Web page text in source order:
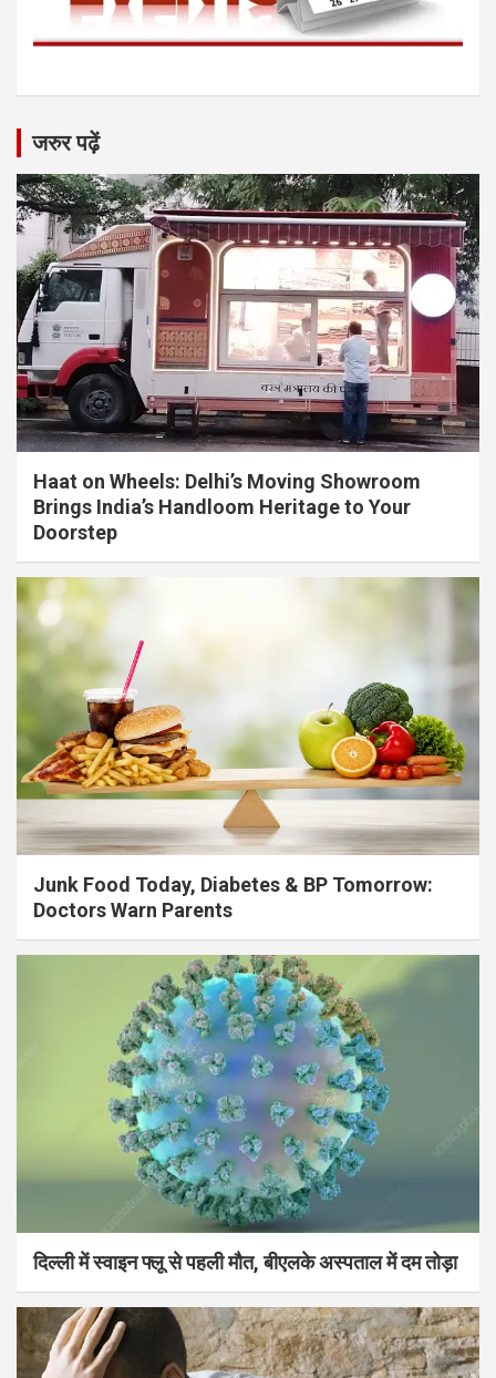
जरुर पढ़ें
Haat on Wheels: Delhi’s Moving Showroom
Brings India’s Handloom Heritage to Your
Doorstep
Junk Food Today, Diabetes & BP Tomorrow:
Doctors Warn Parents
दिल्ली में स्वाइन फ्लू से पहली मौत, बीएलके अस्पताल में दम तोड़ा